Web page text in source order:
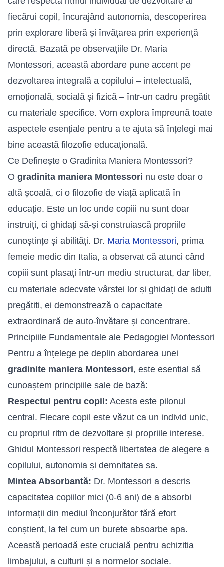
fiecărui copil, încurajând autonomia, descoperirea
prin explorare liberă și învățarea prin experiență
directă. Bazată pe observațiile Dr. Maria
Montessori, această abordare pune accent pe
dezvoltarea integrală a copilului – intelectuală,
emoțională, socială și fizică – într-un cadru pregătit
cu materiale specifice. Vom explora împreună toate
aspectele esențiale pentru a te ajuta să înțelegi mai
bine această filozofie educațională.
Ce Definește o Gradinita Maniera Montessori?
O gradinita maniera Montessori nu este doar o
altă școală, ci o filozofie de viață aplicată în
educație. Este un loc unde copiii nu sunt doar
instruiți, ci ghidați să-și construiască propriile
cunoștințe și abilități. Dr. Maria Montessori, prima
femeie medic din Italia, a observat că atunci când
copiii sunt plasați într-un mediu structurat, dar liber,
cu materiale adecvate vârstei lor și ghidați de adulți
pregătiți, ei demonstrează o capacitate
extraordinară de auto-învățare și concentrare.
Principiile Fundamentale ale Pedagogiei Montessori
Pentru a înțelege pe deplin abordarea unei
gradinite maniera Montessori, este esențial să
cunoaștem principiile sale de bază:
Respectul pentru copil: Acesta este pilonul
central. Fiecare copil este văzut ca un individ unic,
cu propriul ritm de dezvoltare și propriile interese.
Ghidul Montessori respectă libertatea de alegere a
copilului, autonomia și demnitatea sa.
Mintea Absorbantă: Dr. Montessori a descris
capacitatea copiilor mici (0-6 ani) de a absorbi
informații din mediul înconjurător fără efort
conștient, la fel cum un burete absoarbe apa.
Această perioadă este crucială pentru achiziția
limbajului, a culturii și a normelor sociale.